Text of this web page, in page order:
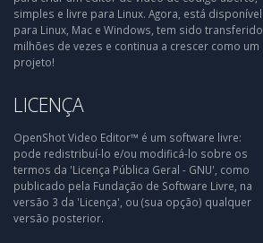
simples e livre para Linux. Agora, está disponível
para Linux, Mac e Windows, tem sido transferido
milhões de vezes e continua a crescer como um
projeto!
LICENÇA
OpenShot Video Editor™ é um software livre:
pode redistribuí-lo e/ou modificá-lo sobre os
termos da 'Licença Pública Geral - GNU', como
publicado pela Fundação de Software Livre, na
versão 3 da 'Licença', ou (sua opção) qualquer
versão posterior.